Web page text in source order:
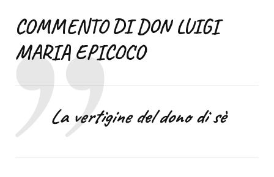
COMMENTO DI DON LUIGI
MARIA EPICOCO
La vertigine del dono di sè